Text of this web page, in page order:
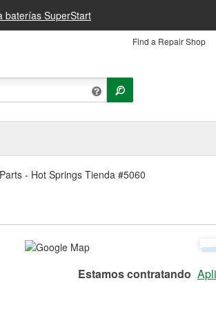
baterías SuperStart
Find a Repair Shop
- Hot Springs Tienda #5060
Estamos contratando